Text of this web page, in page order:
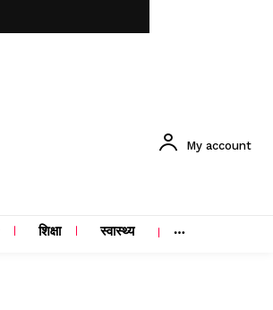
My account
शिक्षा स्वास्थ्य